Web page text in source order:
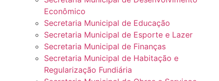
Econômico
Secretaria Municipal de Educação
Secretaria Municipal de Esporte e Lazer
Secretaria Municipal de Finanças
Secretaria Municipal de Habitação e
Regularização Fundiária